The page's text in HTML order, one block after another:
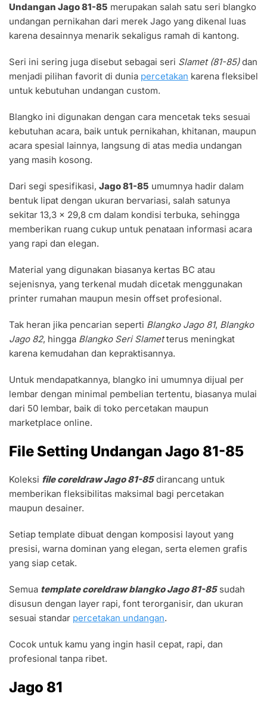
Undangan Jago 81-85 merupakan salah satu seri blangko
undangan pernikahan dari merek Jago yang dikenal luas
karena desainnya menarik sekaligus ramah di kantong.
Seri ini sering juga disebut sebagai seri Slamet (81-85)dan
menjadi pilihan favorit di dunia percetakan karena fleksibel
untuk kebutuhan undangan custom.
Blangko ini digunakan dengan cara mencetak teks sesuai
kebutuhan acara, baik untuk pernikahan, khitanan, maupun
acara spesial lainnya, langsung di atas media undangan
yang masih kosong.
Dari segi spesifikasi, Jago 81-85 umumnya hadir dalam
bentuk lipat dengan ukuran bervariasi, salah satunya
sekitar 13,3 x 29,8 cm dalam kondisi terbuka, sehingga
memberikan ruang cukup untuk penataan informasi acara
yang rapi dan elegan.
Material yang digunakan biasanya kertas BC atau
sejenisnya, yang terkenal mudah dicetak menggunakan
printer rumahan maupun mesin offset profesional.
Tak heran jika pencarian seperti Blangko Jago 81, Blangko
Jago 82, hingga Blangko Seri Slametterus meningkat
karena kemudahan dan kepraktisannya.
Untuk mendapatkannya, blangko ini umumnya dijual per
lembar dengan minimal pembelian tertentu, biasanya mulai
dari 50 lembar, baik di toko percetakan maupun
marketplace online.
File Setting Undangan Jago 81-85
Koleksi file coreldraw Jago 81-85dirancang untuk
memberikan fleksibilitas maksimal bagi percetakan
maupun desainer.
Setiap template dibuat dengan komposisi layout yang
presisi, warna dominan yang elegan, serta elemen grafis
yang siap cetak.
Semua template coreldraw blangko Jago 81-85sudah
disusun dengan layer rapi, font terorganisir, dan ukuran
sesuai standar percetakan undangan.
Cocok untuk kamu yang ingin hasil cepat, rapi, dan
profesional tanpa ribet.
Jago 81